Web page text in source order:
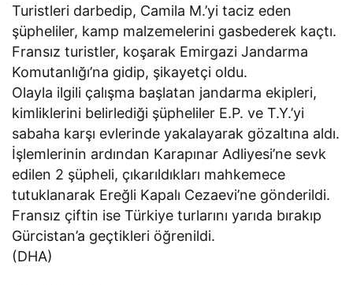
Turistleri darbedip, Camila M.’yi taciz eden
şüpheliler, kamp malzemelerini gasbederek kaçtı.
Fransız turistler, koşarak Emirgazi Jandarma
Komutanlığı’na gidip, şikayetçi oldu.
Olayla ilgili çalışma başlatan jandarma ekipleri,
kimliklerini belirlediği şüpheliler E.P. ve T.Y.’yi
sabaha karşı evlerinde yakalayarak gözaltına aldı.
İşlemlerinin ardından Karapınar Adliyesi’ne sevk
edilen 2 şüpheli, çıkarıldıkları mahkemece
tutuklanarak Ereğli Kapalı Cezaevi’ne gönderildi.
Fransız çiftin ise Türkiye turlarını yarıda bırakıp
Gürcistan’a geçtikleri öğrenildi.
(DHA)